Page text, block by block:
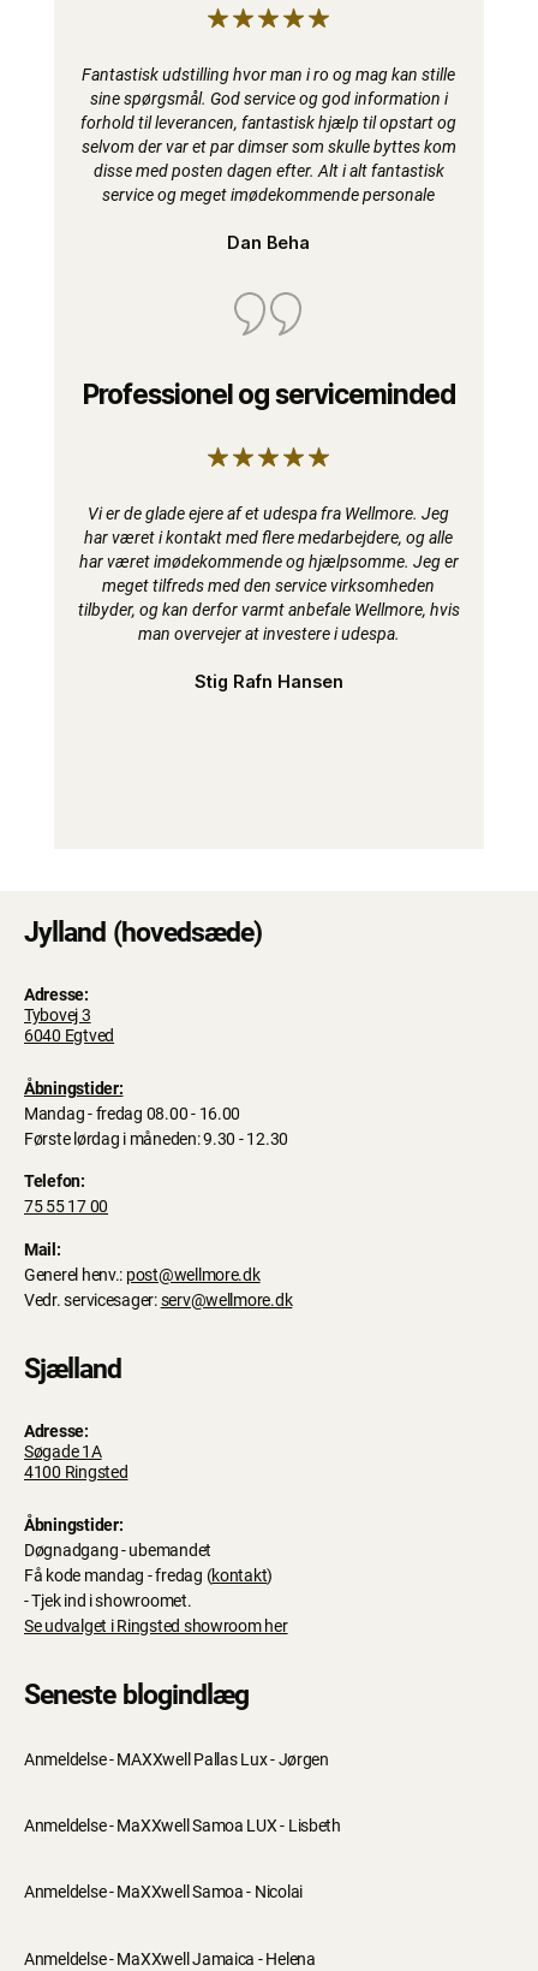
Fantastisk udstilling hvor man i ro og mag kan stille
sine spørgsmål. God service og god information i
forhold til leverancen, fantastisk hjælp til opstart og
selvom der var et par dimser som skulle byttes kom
disse med posten dagen efter. Alt i alt fantastisk
service og meget imødekommende personale
Dan Beha
Professionel og serviceminded
Vi er de glade ejere af et udespa fra Wellmore. Jeg
har været i kontakt med flere medarbejdere, og alle
har været imødekommende og hjælpsomme. Jeg er
meget tilfreds med den service virksomheden
tilbyder, og kan derfor varmt anbefale Wellmore, hvis
man overvejer at investere i udespa.
Stig Rafn Hansen
Jylland (hovedsæde)
Adresse:
Tybovej 3
6040 Egtved
Åbningstider:
Mandag - fredag 08.00 - 16.00
Første lørdag i måneden: 9.30 - 12.30
Telefon:
75 55 17 00
Mail:
Generel henv.: post@wellmore.dk
Vedr. servicesager:serv@wellmore.dk
Sjælland
Adresse:
Søgade 1A
4100 Ringsted
Åbningstider:
Døgnadgang - ubemandet
Få kode mandag - fredag (kontakt)
- Tjek ind i showroomet.
Se udvalget i Ringsted showroom her
Seneste blogindlæg
Anmeldelse - MAXXwell Pallas Lux - Jørgen
Anmeldelse - MaXXwell Samoa LUX - Lisbeth
Anmeldelse - MaXXwell Samoa - Nicolai
Anmeldelse - MaXXwell Jamaica - Helena